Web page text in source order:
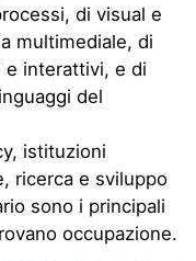
di visual e
multimediale, di
e interattivi, e di
del
istituzioni
ricerca e sviluppo
sono i principali
occupazione.